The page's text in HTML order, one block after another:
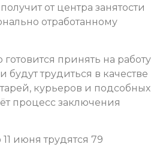
от центра занятости
отработанному
принять на работу
трудиться в качестве
курьеров и подсобных
процесс заключения
июня трудятся 79